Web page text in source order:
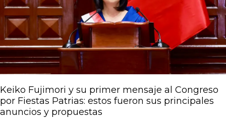
Keiko Fujimori y su primer mensaje al Congreso
por Fiestas Patrias: estos fueron sus principales
anuncios y propuestas